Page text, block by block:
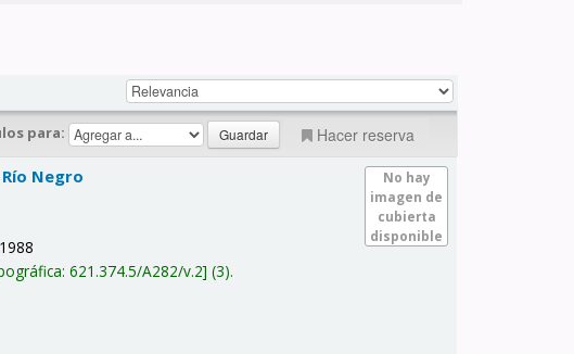
para: Hacer reserva
No hay
imagen de
cubierta
disponible
Río Negro
621.374.5/A282/v.2 (3).